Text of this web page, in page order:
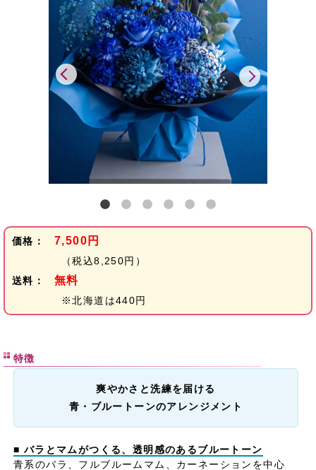
価格： 7,500円
（税込8,250円）
送料：
無料
※北海道は440円
特徴
爽やかさと洗練を届ける
青・ブルートーンのアレンジメント
■ バラとマムがつくる、透明感のあるブルートーン
青系のバラ、フルブルームマム、カーネーションを中心